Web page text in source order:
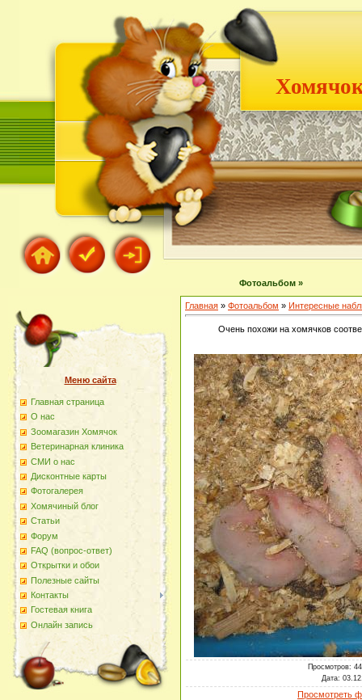
Фотоальбом »
Меню сайта
Главная страница
О наc
Зоомагазин Хомячок
Ветеринарная клиника
СМИ о нас
Дисконтные карты
Фотогалерея
Хомячиный блог
Статьи
Форум
FAQ (вопрос-ответ)
Открытки и обои
Полезные сайты
Контакты
Гостевая книга
Онлайн запись
Главная » Фотоальбом » Интересные
Очень похожи на хомячков
Просмотров:
Дата:
Просмотреть